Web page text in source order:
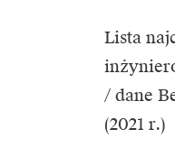
Lista
/ dane
(2021 r.)